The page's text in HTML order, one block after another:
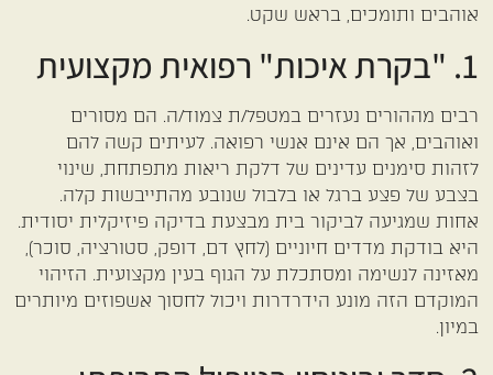
אוהבים ותומכים, בראש שקט.
1. "בקרת איכות" רפואית מקצועית
רבים מההורים נעזרים במטפל/ת צמוד/ה. הם מסורים
ואוהבים, אך הם אינם אנשי רפואה. לעיתים קשה להם
לזהות סימנים עדינים של דלקת ריאות מתפתחת, שינוי
בצבע של פצע ברגל או בלבול שנובע מהתייבשות קלה.
אחות שמגיעה לביקור בית מבצעת בדיקה פיזיקלית יסודית.
היא בודקת מדדים חיוניים (לחץ דם, דופק, סטורציה, סוכר),
מאזינה לנשימה ומסתכלת על הגוף בעין מקצועית. הזיהוי
המוקדם הזה מונע הידרדרות ויכול לחסוך אשפוזים מיותרים
במיון.